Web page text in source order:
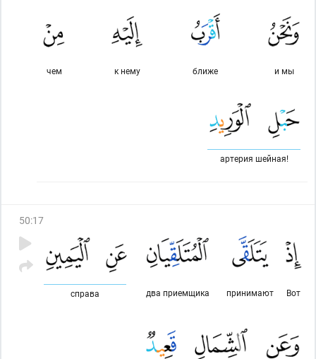
и мы
ближе
к нему
чем
артерия шейная!
50:17
Вот
принимают
два приемщика
справа